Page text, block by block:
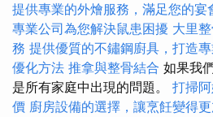
提供專業的外燴服務，滿足您的宴
專業公司為您解決鼠患困擾 大里
務 提供優質的不鏽鋼廚具，打造
優化方法 推拿與整骨結合 如果我
是所有家庭中出現的問題。 打掃
價 廚房設備的選擇，讓烹飪變得